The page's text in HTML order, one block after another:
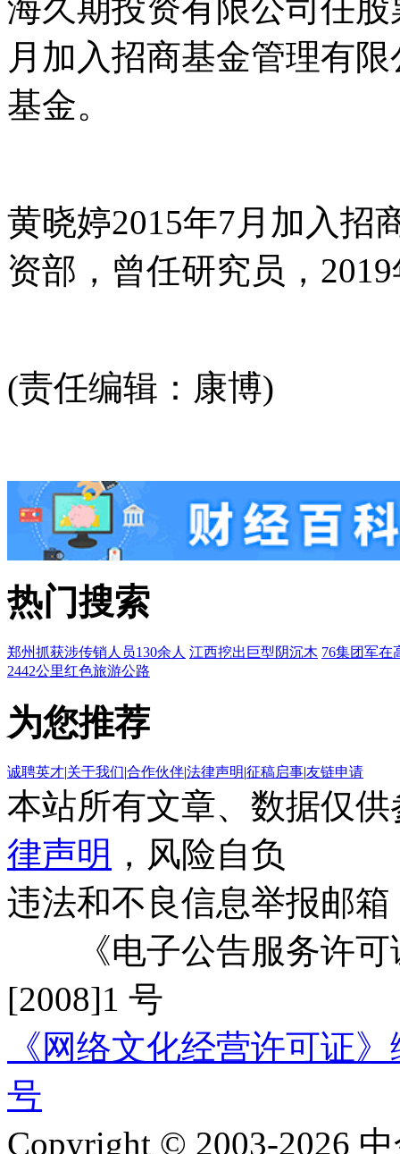
海久期投资有限公司任
月加入招商基金管理有
基金。
黄晓婷2015年7月加入招
资部，曾任研究员，
(责任编辑：康博)
热门搜索
郑州抓获涉传销人员130余人 江西挖出巨型阴沉木 76集团军在
2442公里红色旅游公路
为您推荐
诚聘英才|关于我们|合作伙伴|法律声明|征稿启事|友链申请
本站所有文章、数据仅
律声明 ，风险自负
违法和不良信息举报邮箱
《电子公告服务许可
[2008]1 号
《网络文化经营许可证
号
Copyright © 2003-2026